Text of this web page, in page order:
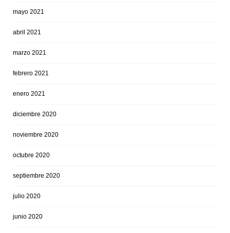
mayo 2021
abril 2021
marzo 2021
febrero 2021
enero 2021
diciembre 2020
noviembre 2020
octubre 2020
septiembre 2020
julio 2020
junio 2020